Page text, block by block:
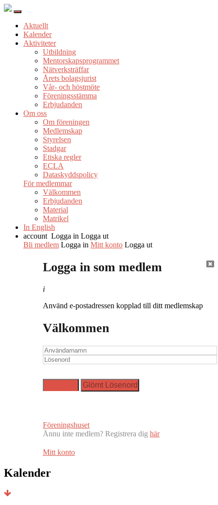
Aktuellt
Kalender
Aktiviteter
Utbildning
Mentorskapsprogrammet
Nätverksträffar
Årets bolagsjurist
Vår- och höstmöte
Föreningsstämma
Erbjudanden
Om oss
Om föreningen
Medlemskap
Styrelsen
Stadgar
Etiska regler
ECLA
Dataskyddspolicy
För medlemmar
Välkommen
Erbjudanden
Material
Matrikel
In English
account Logga in Logga ut
Bli medlem Logga in Mitt konto Logga ut
Logga in som medlem
i
Använd e-postadressen kopplad till ditt medlemskap
Välkommen
Föreningshuset
Ännu inte medlem? Registrera dig här
Mitt konto
Kalender